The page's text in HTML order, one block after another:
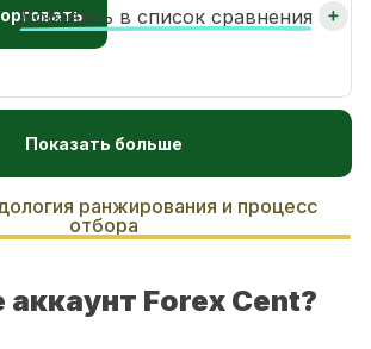
Добавить в список сравнения
Показать больше
ранжирования и процесс
отбора
аккаунт Forex Cent?